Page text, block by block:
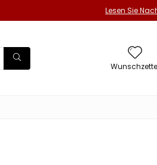
Lesen Sie